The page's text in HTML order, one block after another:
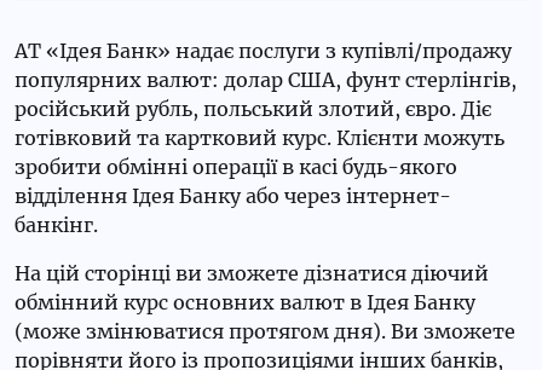
АТ «Ідея Банк» надає послуги з купівлі/продажу
популярних валют: долар США, фунт стерлінгів,
російський рубль, польський злотий, євро. Діє
готівковий та картковий курс. Клієнти можуть
зробити обмінні операції в касі будь-якого
відділення Ідея Банку або через інтернет-
банкінг.
На цій сторінці ви зможете дізнатися діючий
обмінний курс основних валют в Ідея Банку
(може змінюватися протягом дня). Ви зможете
порівняти його із пропозиціями інших банків,